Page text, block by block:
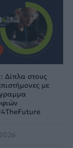
Δίπλα στους
με